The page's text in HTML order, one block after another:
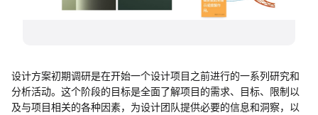
设计方案初期调研是在开始一个设计项目之前进行的一系列研究和
分析活动。这个阶段的目标是全面了解项目的需求、目标、限制以
及与项目相关的各种因素，为设计团队提供必要的信息和洞察，以